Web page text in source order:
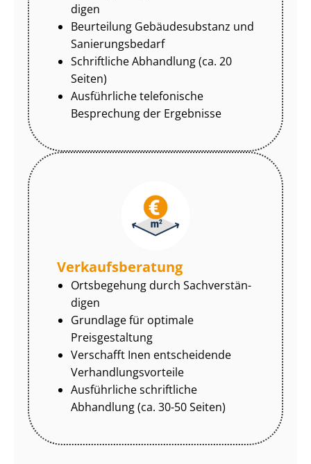
di­gen
Beurteilung Gebäudesubstanz und
Sa­nie­rungs­be­darf
Schriftliche Abhandlung (ca. 20
Seiten)
Ausführliche telefonische
Besprechung der Ergebnisse
Ver­kaufs­be­ra­tung
Ortsbegehung durch Sach­ver­stän­
di­gen
Grundlage für optimale
Preisgestaltung
Verschafft Inen entscheidende
Ver­hand­lungs­vor­tei­le
Ausführliche schriftliche
Abhandlung (ca. 30-50 Seiten)